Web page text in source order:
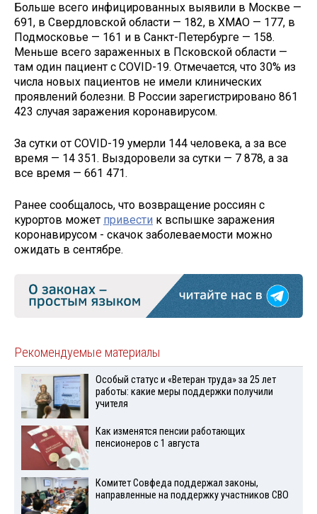
Больше всего инфицированных выявили в Москве —
691, в Свердловской области — 182, в ХМАО — 177, в
Подмосковье — 161 и в Санкт-Петербурге — 158.
Меньше всего зараженных в Псковской области —
там один пациент с COVID-19. Отмечается, что 30% из
числа новых пациентов не имели клинических
проявлений болезни. В России зарегистрировано 861
423 случая заражения коронавирусом.
За сутки от COVID-19 умерли 144 человека, а за все
время — 14 351. Выздоровели за сутки — 7 878, а за
все время — 661 471.
Ранее сообщалось, что возвращение россиян с
курортов может привести к вспышке заражения
коронавирусом - скачок заболеваемости можно
ожидать в сентябре.
Рекомендуемые материалы
Особый статус и «Ветеран труда» за 25 лет
работы: какие меры поддержки получили
учителя
Как изменятся пенсии работающих
пенсионеров с 1 августа
Комитет Совфеда поддержал законы,
направленные на поддержку участников СВО